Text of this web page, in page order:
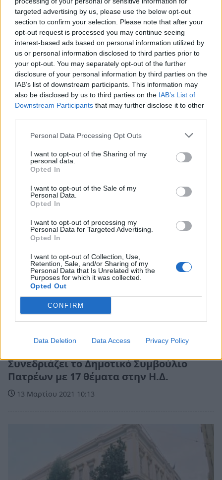
targeted advertising by us, please use the below opt-out
section to confirm your selection. Please note that after your
opt-out request is processed you may continue seeing
interest-based ads based on personal information utilized by
us or personal information disclosed to third parties prior to
your opt-out. You may separately opt-out of the further
disclosure of your personal information by third parties on the
IAB’s list of downstream participants. This information may
also be disclosed by us to third parties on the IAB’s List of
Downstream Participants that may further disclose it to other
Personal Data Processing Opt Outs
I want to opt-out of the Sharing of my
personal data.
Opted In
I want to opt-out of the Sale of my
Personal Data.
Opted In
I want to opt-out of processing my
Personal Data for Targeted Advertising.
Opted In
I want to opt-out of Collection, Use,
Retention, Sale, and/or Sharing of my
Personal Data that Is Unrelated with the
Purposes for which it was collected.
Opted Out
CONFIRM
Data Deletion Data Access Privacy Policy
Πελοπόννησος
Ο Δήμος Πατρέων μείωσε 50% τα τέλη
κοινόχρηστων χώρων!
Συνεδριάζει το Δημοτικό Συμβούλιο
Πατρέων με 17 θέματα στην Η.Δ.
13 Μαρτίου 2021 10:13